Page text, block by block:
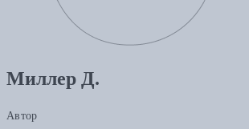
Миллер Д.
Автор